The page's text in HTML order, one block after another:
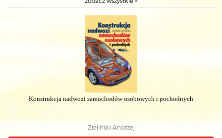
Konstrukcja nadwozi samochodów osobowych i pochodnych
Zieliński Andrzej